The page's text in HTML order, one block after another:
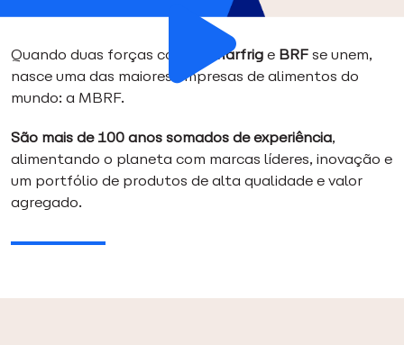
Quando duas forças como a Marfrige BRFse unem,
nasce uma das maiores empresas de alimentos do
mundo: a MBRF.
São mais de 100 anos somados de experiência,
alimentando o planeta com marcas líderes, inovação e
um portfólio de produtos de alta qualidade e valor
agregado.